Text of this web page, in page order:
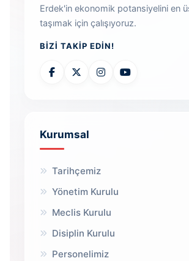
Erdek'in ekonomik potansiyelini en
taşımak için çalışıyoruz.
BIZI TAKIP EDIN!
Kurumsal
Tarihçemiz
Yönetim Kurulu
Meclis Kurulu
Disiplin Kurulu
Personelimiz